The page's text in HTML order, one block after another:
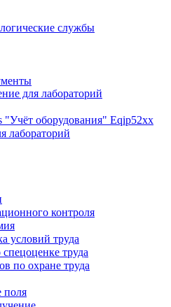
службы
для лабораторий
оборудования" Eqip52xx
контроля
условий труда
труда
по охране труда
поля